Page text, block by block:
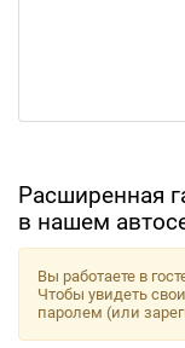
Расширенная
в нашем
Вы работаете в
Чтобы увидеть
паролем (или